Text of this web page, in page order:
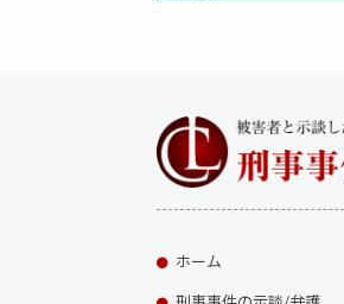
ホーム